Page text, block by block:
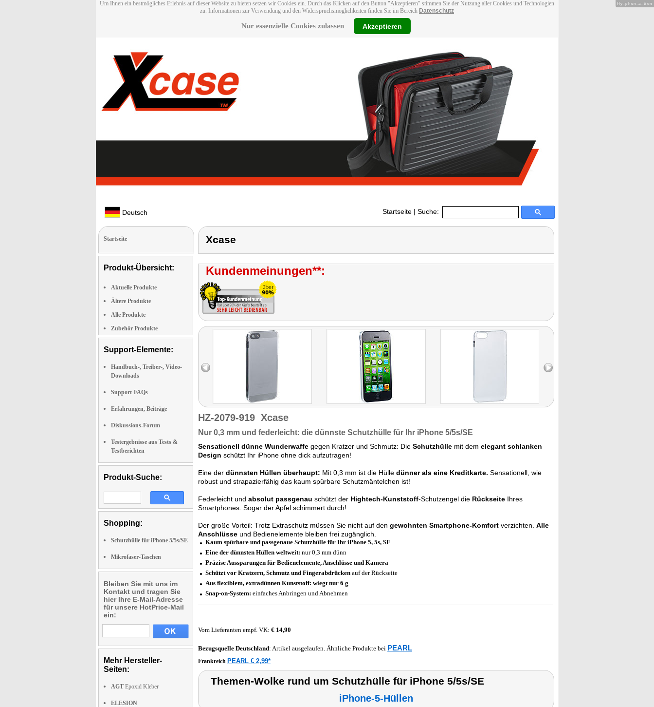
Um Ihnen ein bestmögliches Erlebnis auf dieser Website zu bieten setzen wir Cookies ein. Durch das Klicken auf den Button "Akzeptieren" stimmen Sie der Nutzung aller Cookies und Technologien
zu. Informationen zur Verwendung und den Widerspruchsmöglichkeiten finden Sie im Bereich Datenschutz
Nur essenzielle Cookies zulassen Akzeptieren
Deutsch Startseite | Suche:
Startseite
Produkt-Übersicht:
Aktuelle Produkte
Ältere Produkte
Alle Produkte
Zubehör Produkte
Support-Elemente:
Handbuch-, Treiber-, Video-
Downloads
Support-FAQs
Erfahrungen, Beiträge
Diskussions-Forum
Testergebnisse aus Tests &
Testberichten
Produkt-Suche:
Shopping:
Schutzhülle für iPhone 5/5s/SE
Mikrofaser-Taschen
Bleiben Sie mit uns im
Kontakt und tragen Sie
hier Ihre E-Mail-Adresse
für unsere HotPrice-Mail
ein:
Mehr Hersteller-
Seiten:
AGT Epoxid Kleber
ELESION
Xcase
Kundenmeinungen**:
HZ-2079-919 Xcase
Nur 0,3 mm und federleicht: die dünnste Schutzhülle für Ihr iPhone 5/5s/SE
Sensationell dünne Wunderwaffe gegen Kratzer und Schmutz: Die Schutzhülle mit dem elegant schlanken
Design schützt Ihr iPhone ohne dick aufzutragen!
Eine der dünnsten Hüllen überhaupt: Mit 0,3 mm ist die Hülle dünner als eine Kreditkarte. Sensationell, wie
robust und strapazierfähig das kaum spürbare Schutzmäntelchen ist!
Federleicht und absolut passgenau schützt der Hightech-Kunststoff-Schutzengel die Rückseite Ihres
Smartphones. Sogar der Apfel schimmert durch!
Der große Vorteil: Trotz Extraschutz müssen Sie nicht auf den gewohnten Smartphone-Komfort verzichten. Alle
Anschlüsse und Bedienelemente bleiben frei zugänglich.
Kaum spürbare und passgenaue Schutzhülle für Ihr iPhone 5, 5s, SE
Eine der dünnsten Hüllen weltweit: nur 0,3 mm dünn
Präzise Aussparungen für Bedienelemente, Anschlüsse und Kamera
Schützt vor Kratzern, Schmutz und Fingerabdrücken auf der Rückseite
Aus flexiblem, extradünnen Kunststoff: wiegt nur 6 g
Snap-on-System: einfaches Anbringen und Abnehmen
Vom Lieferanten empf. VK: € 14,90
Bezugsquelle Deutschland: Artikel ausgelaufen. Ähnliche Produkte bei PEARL
Frankreich PEARL € 2,99*
Themen-Wolke rund um Schutzhülle für iPhone 5/5s/SE
iPhone-5-Hüllen
Hy-phen-a-tion